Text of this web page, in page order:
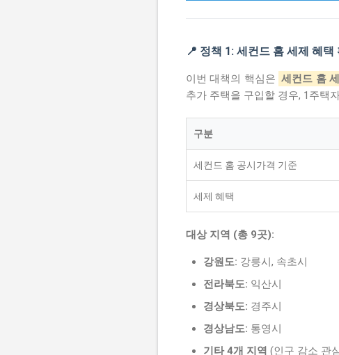
📍 정책 1: 세컨드 홈 세제 혜택
이번 대책의 핵심은 세컨드 홈
추가 주택을 구입할 경우, 1주택
구분
세컨드 홈 공시가격 기준
세제 혜택
대상 지역 (총 9곳):
강원도: 강릉시, 속초시
전라북도: 익산시
경상북도: 경주시
경상남도: 통영시
기타 4개 지역 (인구 감소 관